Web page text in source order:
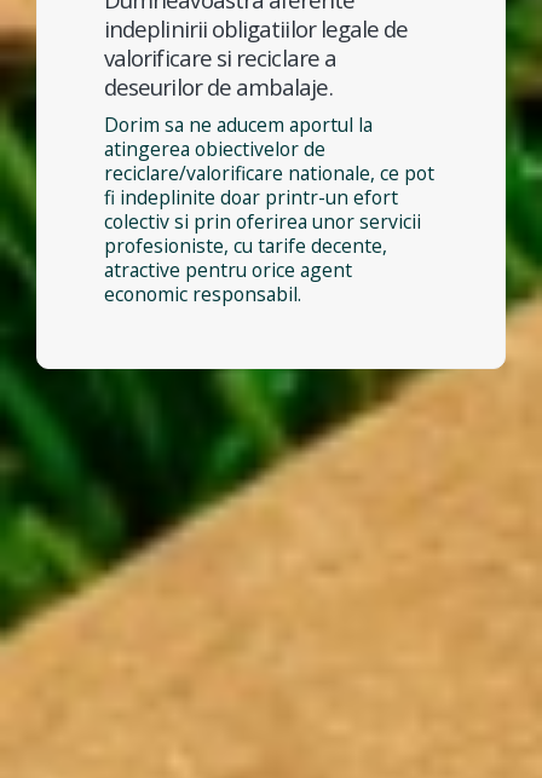
indeplinirii obligatiilor legale de
valorificare si reciclare a
deseurilor de ambalaje.
Dorim sa ne aducem aportul la
atingerea obiectivelor de
reciclare/valorificare nationale, ce pot
fi indeplinite doar printr-un efort
colectiv si prin oferirea unor servicii
profesioniste, cu tarife decente,
atractive pentru orice agent
economic responsabil.